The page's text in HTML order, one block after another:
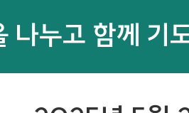
나누고 함께 기